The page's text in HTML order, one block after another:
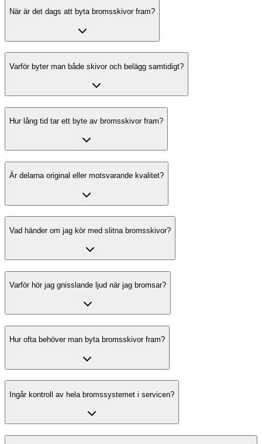
När är det dags att byta bromsskivor fram?
Varför byter man både skivor och belägg samtidigt?
Hur lång tid tar ett byte av bromsskivor fram?
Är delarna original eller motsvarande kvalitet?
Vad händer om jag kör med slitna bromsskivor?
Varför hör jag gnisslande ljud när jag bromsar?
Hur ofta behöver man byta bromsskivor fram?
Ingår kontroll av hela bromssystemet i servicen?